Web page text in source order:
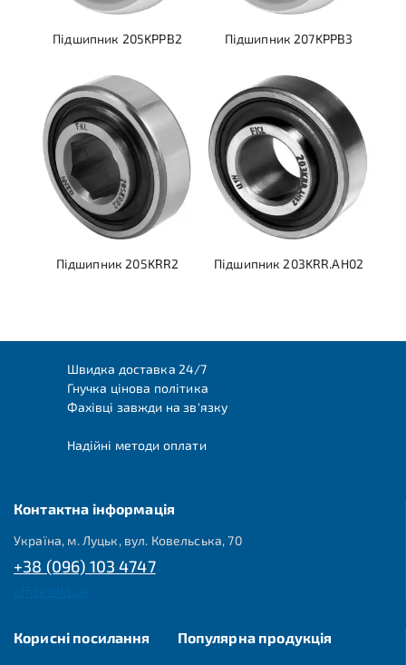
Підшипник 205KPPB2 Підшипник 207KPPB3
Підшипник 205KRR2 Підшипник 203KRR.AH02
Швидка доставка 24/7
Гнучка цінова політика
Фахівці завжди на зв'язку
Надійні методи оплати
Контактна інформація
Україна, м. Луцьк, вул. Ковельська, 70
+38 (096) 103 4747
Корисні посилання Популярна продукція